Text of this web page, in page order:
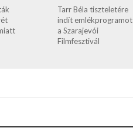
Tarr Béla tiszteletére
indít emlékprogramot
a Szarajevói
Filmfesztivál